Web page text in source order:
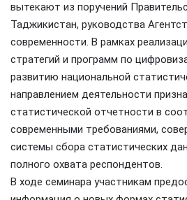
вытекают из поручений
Таджикистан, руководства
современности. В рамках
стратегий и программ по
развитию национальной
направлением деятельности
статистической отчетности в
современными требованиями,
системы сбора статистических
полного охвата респондентов.
В ходе семинара участникам